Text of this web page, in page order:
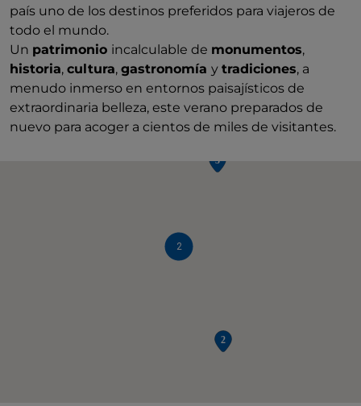
país uno de los destinos preferidos para viajeros de
todo el mundo.
Un patrimonio incalculable de monumentos,
historia, cultura, gastronomía y tradiciones, a
menudo inmerso en entornos paisajísticos de
extraordinaria belleza, este verano preparados de
nuevo para acoger a cientos de miles de visitantes.
2